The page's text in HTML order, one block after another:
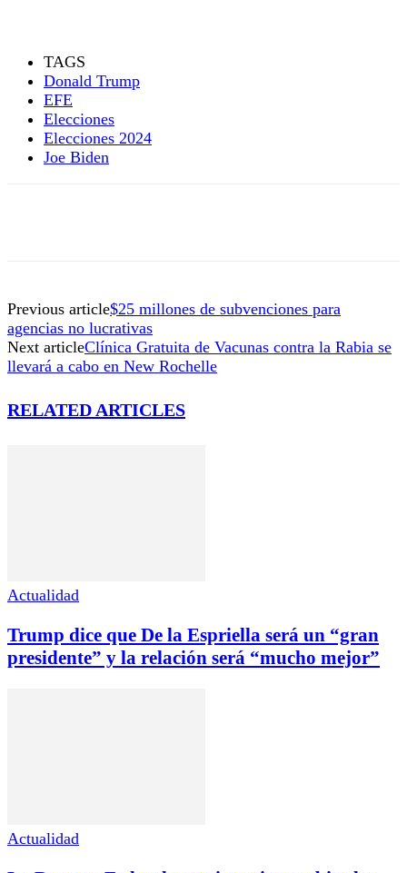
TAGS
Donald Trump
EFE
Elecciones
Elecciones 2024
Joe Biden
Previous article$25 millones de subvenciones para
agencias no lucrativas
Next articleClínica Gratuita de Vacunas contra la Rabia se
llevará a cabo en New Rochelle
RELATED ARTICLES
Actualidad
Trump dice que De la Espriella será un “gran
presidente” y la relación será “mucho mejor”
Actualidad